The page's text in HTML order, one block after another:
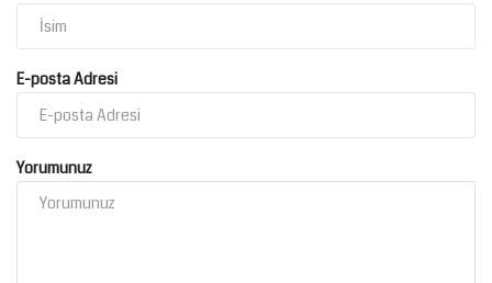
E-posta Adresi
Yorumunuz